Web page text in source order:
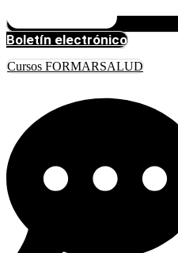
Boletín electrónico
Cursos FORMARSALUD